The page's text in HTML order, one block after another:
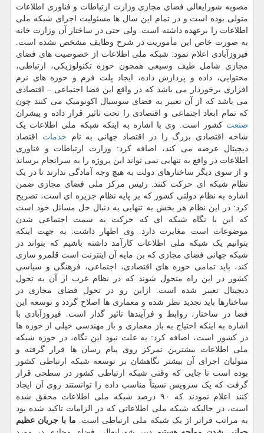
مصوبه شورایعالی فضای مجازی وزارت ارتباطات و فناوری اطلاعات
متولی بوده است و در تمام این سال ها مسئولیت اجرای شبکه ملی
اطلاعات را برعهده داشته است. ولی حتی در ساختار آن وزارت خانه
به صورت خاص این مأموریت در شرح وظایف مشخص نشده است.
فیروزآبادی اعلام نمود: شبکه ملی اطلاعات از خصوصیت های فضای
مجازی شامل طیف وسیعی همچون حوزه تکنولوژیکی، ارتباطی،
محتوایی، داده و پردازش داده، ایجاد پلت فرم و حوزه های نرم
افزاری برخوردار می باشد که در واقع این فضا اجتماعی – اقتصادی
می باشد که از آن تعبیر به فضای سوسیال اکونومیک می کنند چون
که تمام ابعاد اجتماعی و اقتصادی را تحت تاثیر قرار داده و پیشران
صنعت کشور است. وی با اشاره به اینکه شبکه ملی اطلاعات یک
شاخه اقتصادی بزرگ را در اقتصاد جهانی به نام خدمات اقتصاد
دیجیتال عرضه می کند، اضافه کرد: وزارت ارتباطات و فناوری
اطلاعات در واقع به تنهایی نمی تواند این پروژه را به سرانجام برساند
و از سوی دیگر ساختارهای دولت به هیچ وجه آمادگی ندارند تا در یک
نظام شبکه ای حرکت کنند. رئیس مرکز ملی فضای مجازی ضمن
اشاره به نظام دولتی کشور که بر پایه نظام جزیره ای است، تصریح
کرد: در این نظام هر بخش به تنهایی به دنبال حل مسائل خود است
که این با نگاه شبکه ای که حرکت به سمت اجتماعی شدن
موضوعات است مغایرت دارد. وی اظهار داشت: به جهت اینکه
بتوانیم یک شبکه ملی اطلاعات کارآمد داشته باشیم که بتواند در
شبکه جهانی فضای مجازی که بن مایه آن اینترنت است قلمرو سازی
کند، باید تمامی حوزه های اقتصادی، اجتماعی، فرهنگی و سیاسی
کشور در این راه متحول شوند که در نظام غرب از آن به تحول
دیجیتال تعبیر شده است. ازاین رو در تحول فضای مجازی در
ساختارها باید تجدید نظر شده و معماری ها اصلاح گردد و توسعه این
فضا در ساختار، روابط و فرآیندها تاثیر گذار است. فیروزآبادی با
اشاره به اینکه احتیاج به باز معماری و باز مهندسی خیلی از حوزه ها
در کشور است، اضافه کرد: به علت نبود این نگاه، در حوزه شبکه
ملی اطلاعات بیشترین تمرکز روی پیام رسان ها قرار گرفته و
متولیان اجرای آن بیشتر نگاهشان بر توسعه شبکه ارتباطی کشور
بوده است تا جایی که وقتی شبکه ارتباطی کشور در سطحی قرار
گرفت که یک سرویس نسبتاً مناسب داده را توانستند روی آن ایجاد
کنند اعلام نمودند که ۹۰ درصد شبکه ملی اطلاعات محقق شده
است، در حالیکه شبکه ملی اطلاعاتی که در الزامات تاکید شده بود
به مراتب فراتر از یک شبکه ملی ارتباطی است. ما با جریان عظیم